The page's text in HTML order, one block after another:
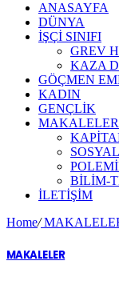
ANASAYFA
DÜNYA
İŞÇİ SINIFI
GREV
KAZA
GÖÇMEN
KADIN
GENÇLİK
MAKALELER
BİLİM-
ILETIŞIM
Home/
MAKALELER